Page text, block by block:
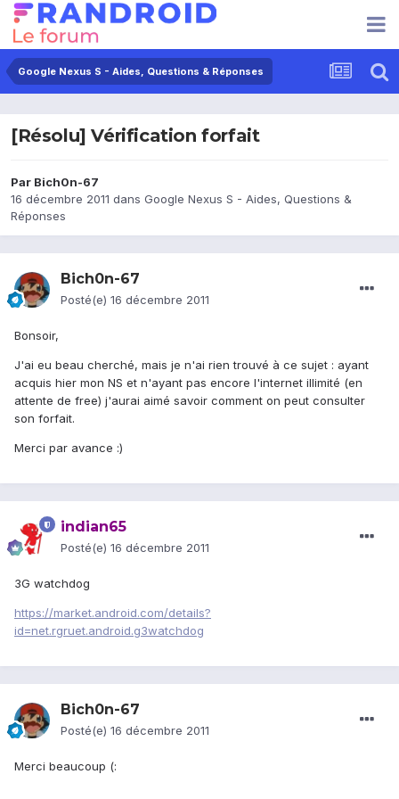
Google Nexus S - Aides, Questions & Réponses
[Résolu] Vérification forfait
Par Bich0n-67
16 décembre 2011 dans Google Nexus S - Aides, Questions &
Réponses
Bich0n-67
Posté(e) 16 décembre 2011
Bonsoir,
J'ai eu beau cherché, mais je n'ai rien trouvé à ce sujet : ayant
acquis hier mon NS et n'ayant pas encore l'internet illimité (en
attente de free) j'aurai aimé savoir comment on peut consulter
son forfait.
Merci par avance :)
indian65
Posté(e) 16 décembre 2011
3G watchdog
https://market.android.com/details?
id=net.rgruet.android.g3watchdog
Bich0n-67
Posté(e) 16 décembre 2011
Merci beaucoup (: